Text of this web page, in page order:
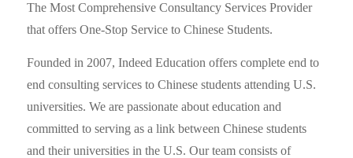
The Most Comprehensive Consultancy Services Provider
that offers One-Stop Service to Chinese Students.
Founded in 2007, Indeed Education offers complete end to
end consulting services to Chinese students attending U.S.
universities. We are passionate about education and
committed to serving as a link between Chinese students
and their universities in the U.S. Our team consists of